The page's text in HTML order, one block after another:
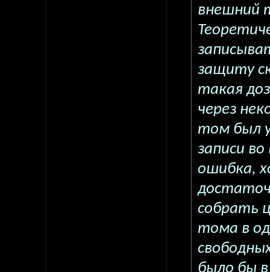
внешний
защиту
такая
через
том был
записи
ошибка,
собрать
тома в